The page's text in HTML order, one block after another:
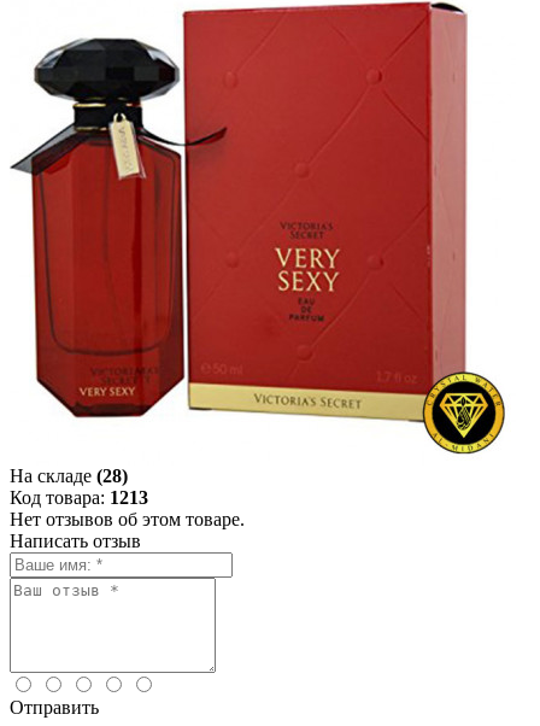
На складе (28)
Код товара: 1213
Нет отзывов об этом товаре.
Написать отзыв
Отправить